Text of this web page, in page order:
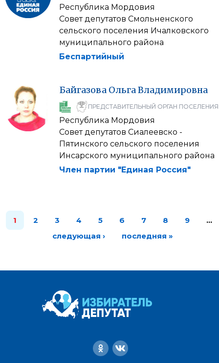
Республика Мордовия
Совет депутатов Смольненского
сельского поселения Ичалковского
муниципального района
Беспартийный
Байгазова ОльгаВладимировна
ПРЕДСТАВИТЕЛЬНЫЙ ОРГАН ПОСЕЛЕНИЯ
Республика Мордовия
Совет депутатов Сиалеевско -
Пятинского сельского поселения
Инсарского муниципального района
Член партии "Единая Россия"
1 2 3 4 5 6 7 8 9
…
следующая ›
последняя »